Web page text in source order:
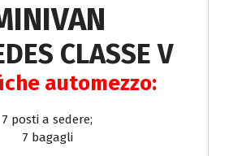
CLASSE V
automezzo:
7 posti a sedere;
7 bagagli